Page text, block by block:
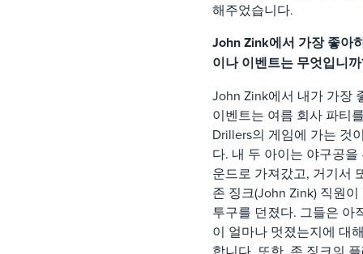
해주었습니다.
John Zink에서 가장 좋아
이나 이벤트는 무엇입니
John Zink에서 내가 가장
이벤트는 여름 회사 파티
Drillers의 게임에 가는 것
다. 내 두 아이는 야구공을
운드로 가져갔고, 거기서
존 징크(John Zink) 직원
투구를 던졌다. 그들은 아
이 얼마나 멋졌는지에 대